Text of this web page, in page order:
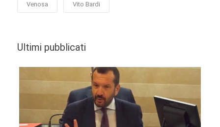
Venosa Vito Bardi
Ultimi pubblicati